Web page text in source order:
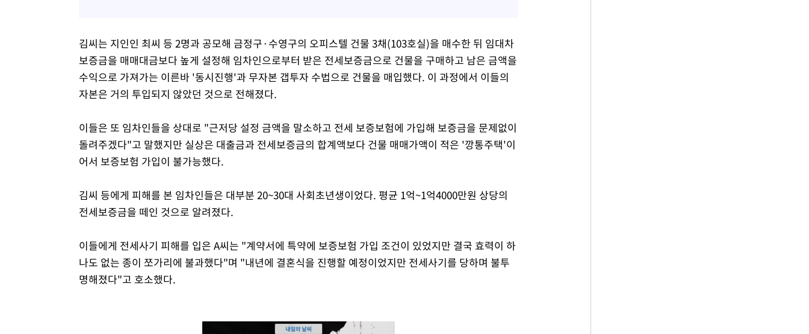
김씨는 지인인 최씨 등 2명과 공모해 금정구·수영구의 오피스텔 건물 3채(103호실)을 매수한 뒤 임대차
보증금을 매매대금보다 높게 설정해 임차인으로부터 받은 전세보증금으로 건물을 구매하고 남은 금액을
수익으로 가져가는 이른바 '동시진행'과 무자본 갭투자 수법으로 건물을 매입했다. 이 과정에서 이들의
자본은 거의 투입되지 않았던 것으로 전해졌다.
이들은 또 임차인들을 상대로 "근저당 설정 금액을 말소하고 전세 보증보험에 가입해 보증금을 문제없이
돌려주겠다"고 말했지만 실상은 대출금과 전세보증금의 합계액보다 건물 매매가액이 적은 '깡통주택'이
어서 보증보험 가입이 불가능했다.
김씨 등에게 피해를 본 임차인들은 대부분 20~30대 사회초년생이었다. 평균 1억~1억4000만원 상당의
전세보증금을 떼인 것으로 알려졌다.
이들에게 전세사기 피해를 입은 A씨는 "계약서에 특약에 보증보험 가입 조건이 있었지만 결국 효력이 하
나도 없는 종이 쪼가리에 불과했다"며 "내년에 결혼식을 진행할 예정이었지만 전세사기를 당하며 불투
명해졌다"고 호소했다.